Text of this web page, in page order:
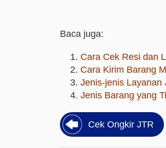
Baca juga:
Cara Cek Resi dan
Cara Kirim Barang
Jenis-jenis Layanan
Jenis Barang yang
Cek Ongkir JTR